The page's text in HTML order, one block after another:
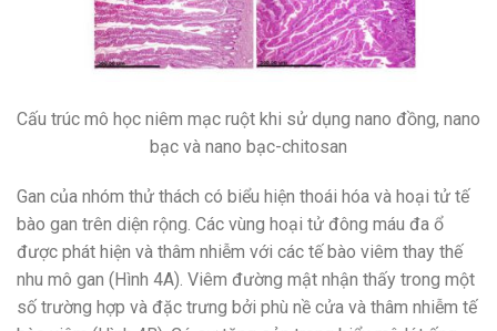
Cấu trúc mô học niêm mạc ruột khi sử dụng nano đồng, nano
bạc và nano bạc-chitosan
Gan của nhóm thử thách có biểu hiện thoái hóa và hoại tử tế
bào gan trên diện rộng. Các vùng hoại tử đông máu đa ổ
được phát hiện và thâm nhiễm với các tế bào viêm thay thế
nhu mô gan (Hình 4A). Viêm đường mật nhận thấy trong một
số trường hợp và đặc trưng bởi phù nề cửa và thâm nhiễm tế